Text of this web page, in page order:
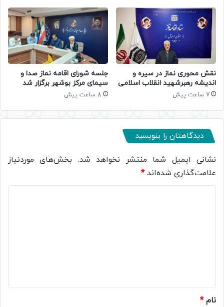
نقش محوری نماز در سیره و
اندیشه رهبرشهید انقلاب اسلامی
7 ساعت پیش
جلسه شورای اقامه نماز صدا و
سیمای مرکز بوشهر برگزار شد
8 ساعت پیش
دیدگاهتان را بنویسید
نشانی ایمیل شما منتشر نخواهد شد. بخش‌های موردنیاز
علامت‌گذاری شده‌اند*
نام*